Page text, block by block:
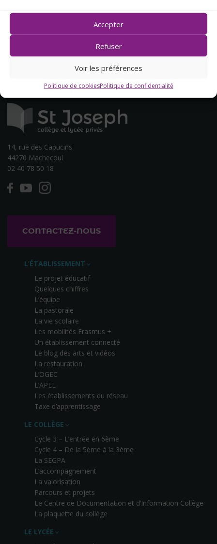
Accepter
Refuser
Voir les préférences
Politique de cookiesPolitique de confidentialité
14, rue des Capucins
44270 Machecoul
02 40 78 50 18
CONTACTEZ-NOUS
L’ÉTABLISSEMENT
Le projet éducatif
Quelques chiffres
L’équipe
La pastorale
La vie scolaire
Les mobilités Erasmus +
Un établissement connecté
Le blog des arts et vidéos
La restauration
L’OGEC
L’APEL
Les établissements du réseau
Taxe d’apprentissage
LE COLLÈGE
Cycle 3 – L’entrée en 6ème
Cycle 4 – De la 5ème à la 3ème
La SEGPA
L’accompagnement
La valorisation
Parcours et projets
Le Centre de Documentation et d’Information Collège
La plaquette du collège
LE LYCÉE